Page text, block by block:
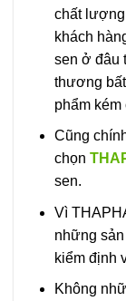
chất lượng
khách
sen ở đâu
thương
phẩm
Cũng
chọn
sen.
Vì
những
kiểm định
Không